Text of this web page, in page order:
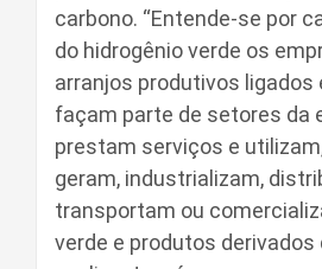
carbono. “Entende-se por
do hidrogênio verde os
arranjos produtivos ligados
façam parte de setores da
prestam serviços e
geram, industrializam,
transportam ou
verde e produtos derivados